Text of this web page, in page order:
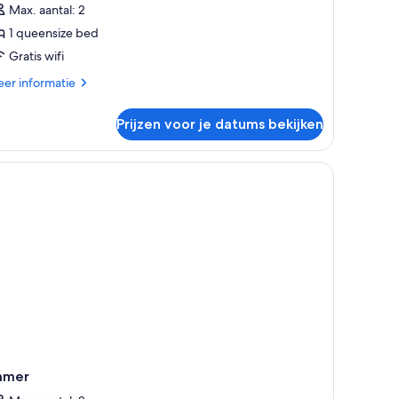
Max. aantal: 2
1 queensize bed
Gratis wifi
informatie
Prijzen voor je datums bekijken